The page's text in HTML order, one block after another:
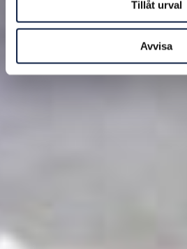
Tillåt urval
Avvisa